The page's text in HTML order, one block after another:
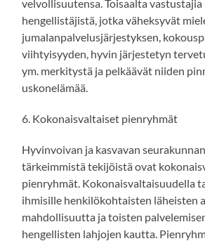
velvollisuutensa. Toisaalta
hengellistäjistä, jotka väheksyvät
jumalanpalvelusjärjestyksen,
viihtyisyyden, hyvin järjestetyn
ym. merkitystä ja pelkäävät niiden
uskonelämää.
6. Kokonaisvaltaiset pienryhmät
Hyvinvoivan ja kasvavan
tärkeimmistä tekijöistä ovat
pienryhmät. Kokonaisvaltaisuudella
ihmisille henkilökohtaisten läheisten
mahdollisuutta ja toisten
hengellisten lahjojen kautta.